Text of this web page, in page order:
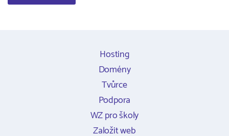
Hosting
Domény
Tvůrce
Podpora
WZ pro školy
Založit web